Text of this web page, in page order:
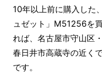
10年以上前に購入した
ュゼット」M51256を
れば、名古屋市守山区
春日井市高蔵寺の近く
です。